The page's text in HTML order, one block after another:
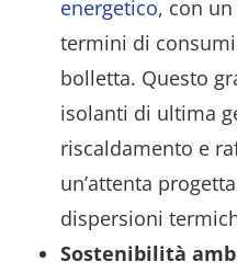
energetico, con
termini di
bolletta. Questo
isolanti di ultima
riscaldamento e
un’attenta
dispersioni
Sostenibilità